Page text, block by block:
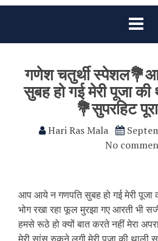
गणेश चतुर्थी
सुबह हो गई मेरी पूजा
💐सुपरहिट
Hari Ras Mala
No
आप आये न गणपति सुबह हो गई मेरी पूजा
भोग रखा रहा फूल मुरझा गए आरती भी
हमसे रूठे हो क्यों बात करते नहीं मेरा